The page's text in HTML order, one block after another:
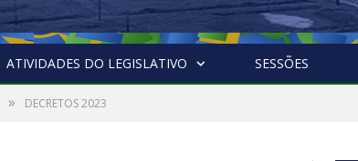
ATIVIDADES DO LEGISLATIVO SESSÕES
» DECRETOS 2023